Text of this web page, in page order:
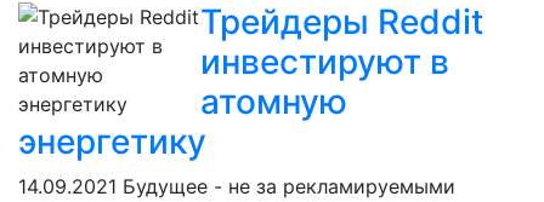
Трейдеры Reddit
инвестируют в
атомную
энергетику
14.09.2021 Будущее - не за рекламируемыми